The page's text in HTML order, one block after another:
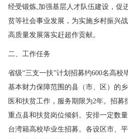
经受锻炼,加强基层人才队伍建设，促
贫等社会事业发展，为实施乡村振兴
高质量发展落实赶超作贡献。
二、工作任务
省级“三支一扶”计划招募约600名高校
基本财力保障范围的县（市、区）的
医和扶贫工作，服务期限为2年。招
重点县和扶贫岗位倾斜。安排一定数
台湾籍高校毕业生招募。各设区市、